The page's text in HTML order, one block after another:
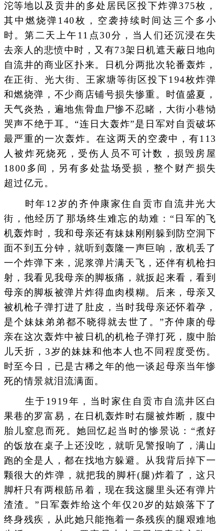
沱等地以及贡井的多处居民区投下炸弹375枚，
其中燃烧弹140枚，空袭持续时间达三个多小
时。第二天上午11点30分，当人们还沉浸在失
去亲人的悲愤中时，又有73架日机遮天蔽日地向
自流井的商业区扑来。日机分两批次轮番轰炸，
在正街、光大街、王家塘等街区投下194枚炸弹
和燃烧弹，不少商店铺号损失惨重。时值盛夏，
天气炎热，遍地焦骨血尸惨不忍睹，大街小巷恸
哭声不绝于耳。“连日大轰炸”是日军对自贡破坏
最严重的一次轰炸。在这两天的空袭中，有113
人被炸死烧死，受伤人员不可计数，损毁房屋
1800多间，另有多处盐场受损，整个财产损失
超过亿元。
时年12岁的齐仲康家住自贡市自流井光大
街，他经历了那场终生难忘的劫难：“日军的飞
机轰炸时，我和母亲还有妹妹刚刚躲到防空洞下
面不到五分钟，就听到轰隆一声巨响，敌机丢了
一个炸弹下来，泥浆弹片满天飞，还伴有机枪扫
射，我看见我母亲的脚板痛，就扳起来看，看到
母亲的脚板被弹片炸得血肉模糊。后来，母亲又
被机枪子弹打进了肚皮，当时我母亲还怀着孕，
是个妹妹弟弟都不晓得就去世了。”齐仲康的母
亲在这次轰炸中被日机的机枪子弹打死，腹中胎
儿夭折，3岁的妹妹和他本人也不同程度受伤。
时至今日，已是古稀之年的他一谈起母亲当年惨
死的情景就泪流满面。
生于1919年，当时家住自贡市自流井区白
果巷的罗富易，在日机轰炸时右腿被炸断，腹中
胎儿窒息而死。她回忆起当时的惨景说：“煮好
的饭放在桌子上还没吃，就听见警报响了，满山
跑的全是人，都在找地方躲避。从我背后掉下一
颗很大的炸弹，就把我的脚杆(腿)炸着了，这只
脚杆只有两根筋吊着，现在我这腿里头还有弹片
渣渣。”日军轰炸给这个年仅20岁的姑娘落下了
终身残疾，从此她只能拖着一条残疾的腿艰难地